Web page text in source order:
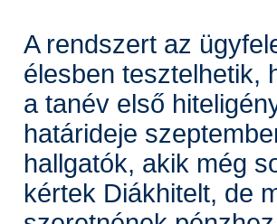
A rendszert az
élesben tesztelhetik,
a tanév első
határideje
hallgatók, akik még
kértek Diákhitelt, de